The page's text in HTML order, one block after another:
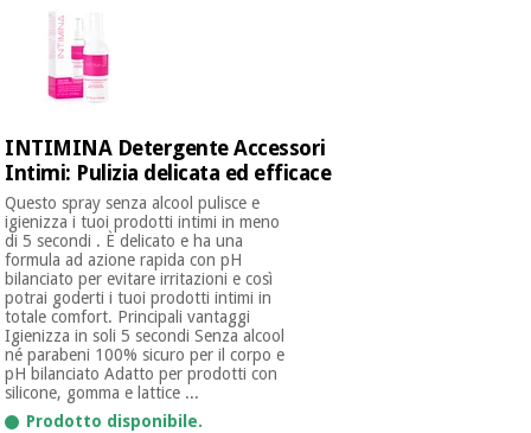
INTIMINA Detergente Accessori
Intimi: Pulizia delicata ed efficace
Questo spray senza alcool pulisce e
igienizza i tuoi prodotti intimi in meno
di 5 secondi . È delicato e ha una
formula ad azione rapida con pH
bilanciato per evitare irritazioni e così
potrai goderti i tuoi prodotti intimi in
totale comfort. Principali vantaggi
Igienizza in soli 5 secondi Senza alcool
né parabeni 100% sicuro per il corpo e
pH bilanciato Adatto per prodotti con
silicone, gomma e lattice ...
Prodotto disponibile.